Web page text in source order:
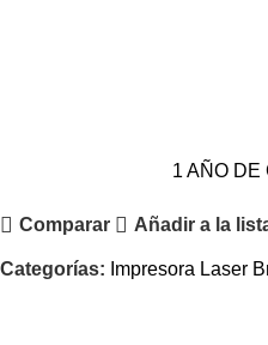
1 AÑO DE
Comparar Añadir a la
Categorías: Impresora Laser